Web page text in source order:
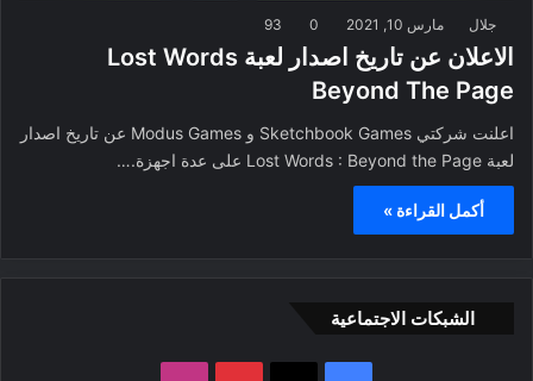
جلال مارس 10, 2021 0
93
الاعلان عن تاريخ اصدار لعبة Lost Words
Beyond The Page
اعلنت شركتي Sketchbook Games و Modus Games عن تاريخ اصدار
لعبة Lost Words : Beyond the Page على عدة اجهزة.…
أكمل القراءة »
الشبكات الاجتماعية